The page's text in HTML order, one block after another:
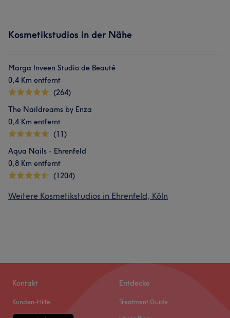
Kosmetikstudios in der Nähe
Marga Inveen Studio de Beauté
0,4 Km entfernt
(264)
The Naildreams by Enza
0,4 Km entfernt
(11)
Aqua Nails - Ehrenfeld
0,8 Km entfernt
(1204)
Weitere Kosmetikstudios in Ehrenfeld, Köln
Kontakt
Kunden-Hilfe
Entdecke
Treatment Guide